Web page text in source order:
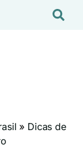
» Dicas de